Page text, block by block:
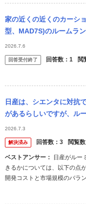
家の近くの近くのカーシ
型、MAD7S)のルームラ
うと思っているのですが
ょ...
2026.7.6
回答受付終了 回答数： 1 閲
日産は、シエンタに対抗
があるらしいですが、ル
ンも必要ですが、発売で
ン」投入へ 2...
2026.7.3
解決済み 回答数： 3 閲覧数
ベストアンサー：
きるかについては、以下の点
開発コストと市場規模のバラ